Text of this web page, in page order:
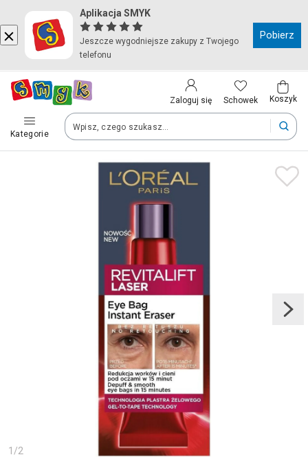
Aplikacja SMYK
Jeszcze wygodniejsze zakupy z Twojego
telefonu
Pobierz
Zaloguj się Schowek Koszyk
Kategorie
Kraj i język
Polska (Poland)
Twoje zamówienia dostarczymy na teren wybranego kraju.
Po zmianie kraju część produktów może zostać usunięta z
Zapisz
1 /2